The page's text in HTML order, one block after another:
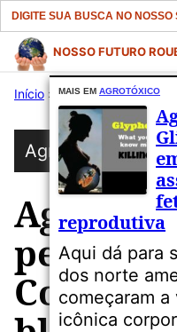
Search
for:
Pular
para
conteúdo
NOSSO FUTURO
Início » Publicações»
Agrotóxico
pede à
Corte
MAIS EM AGROTÓXICO
reprodutiva
Aqui dá para
dos norte
começaram a
icônica